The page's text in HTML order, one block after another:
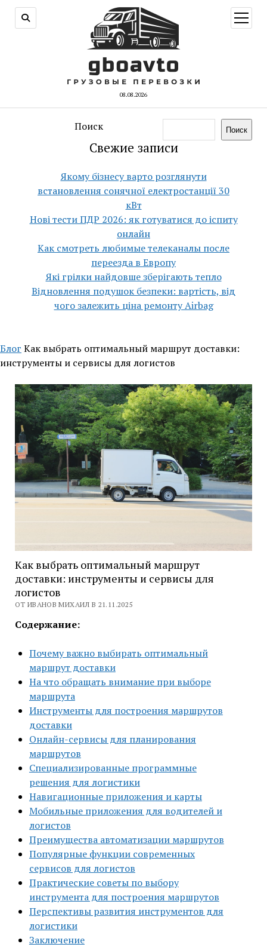
08.08.2026
меню
Поиск Поиск
Свежие записи
Якому бізнесу варто розглянути
встановлення сонячної електростанції 30
кВт
Нові тести ПДР 2026: як готуватися до іспиту
онлайн
Как смотреть любимые телеканалы после
переезда в Европу
Які грілки найдовше зберігають тепло
Відновлення подушок безпеки: вартість, від
чого залежить ціна ремонту Airbag
Блог Как выбрать оптимальный маршрут доставки:
инструменты и сервисы для логистов
Как выбрать оптимальный маршрут
доставки: инструменты и сервисы для
логистов
ОТ ИВАНОВ МИХАИЛ В 21.11.2025
Содержание:
Почему важно выбирать оптимальный
маршрут доставки
На что обращать внимание при выборе
маршрута
Инструменты для построения маршрутов
доставки
Онлайн-сервисы для планирования
маршрутов
Специализированные программные
решения для логистики
Навигационные приложения и карты
Мобильные приложения для водителей и
логистов
Преимущества автоматизации маршрутов
Популярные функции современных
сервисов для логистов
Практические советы по выбору
инструмента для построения маршрутов
Перспективы развития инструментов для
логистики
Заключение